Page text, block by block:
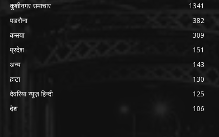
कुशीनगर समाचार
1341
पडरौना
382
कसया
309
प्रदेश
151
अन्य
143
हाटा
130
देवरिया न्यूज़ हिन्दी
125
देश
106